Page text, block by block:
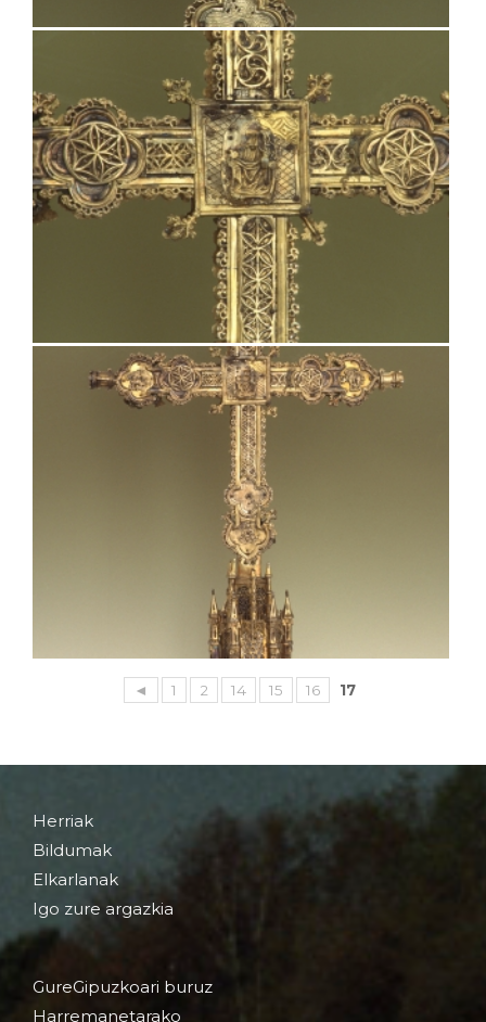
◄ 1 2 14 15 16 17
Herriak
Bildumak
Elkarlanak
Igo zure argazkia
GureGipuzkoari buruz
Harremanetarako